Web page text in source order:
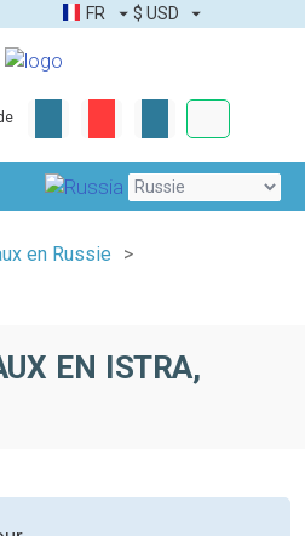
FR $ USD
en Russie
EN ISTRA,